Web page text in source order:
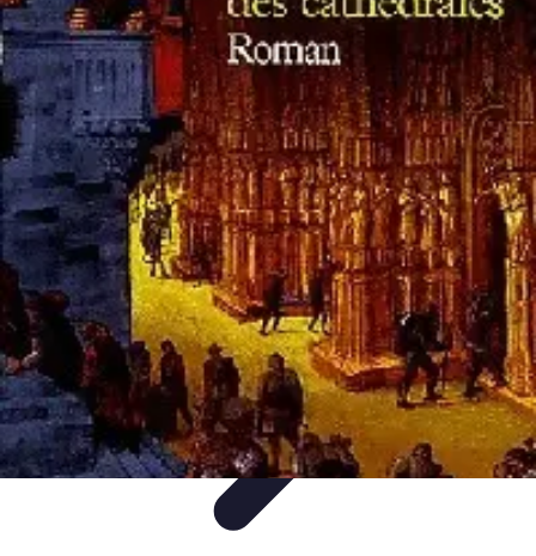
Belles Villes Monde
Inspiration de VoyageVilles à découvrirVoyages
RomantiquesVoyages et DécouvertesDécouverte des villes
Belles Villes Monde